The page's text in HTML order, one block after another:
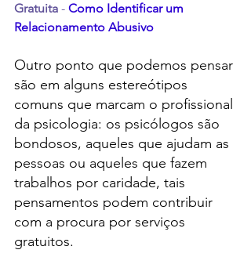
Gratuita - Como Identificar um
Relacionamento Abusivo
Outro ponto que podemos pensar
são em alguns estereótipos
comuns que marcam o profissional
da psicologia: os psicólogos são
bondosos, aqueles que ajudam as
pessoas ou aqueles que fazem
trabalhos por caridade, tais
pensamentos podem contribuir
com a procura por serviços
gratuitos.